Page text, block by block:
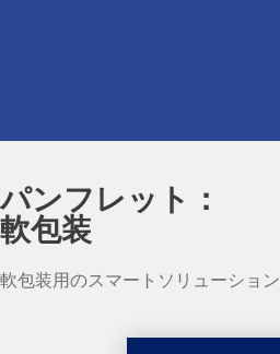
パンフレット：
軟包装
軟包装用のスマートソリューション